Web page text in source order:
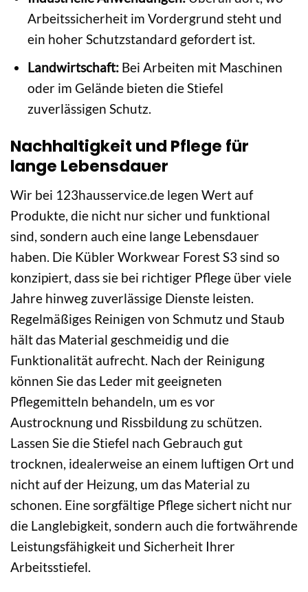
Arbeitssicherheit im Vordergrund steht und
ein hoher Schutzstandard gefordert ist.
Landwirtschaft:Bei Arbeiten mit Maschinen
oder im Gelände bieten die Stiefel
zuverlässigen Schutz.
Nachhaltigkeit und Pflege für
lange Lebensdauer
Wir bei 123hausservice.de legen Wert auf
Produkte, die nicht nur sicher und funktional
sind, sondern auch eine lange Lebensdauer
haben. Die Kübler Workwear Forest S3 sind so
konzipiert, dass sie bei richtiger Pflege über viele
Jahre hinweg zuverlässige Dienste leisten.
Regelmäßiges Reinigen von Schmutz und Staub
hält das Material geschmeidig und die
Funktionalität aufrecht. Nach der Reinigung
können Sie das Leder mit geeigneten
Pflegemitteln behandeln, um es vor
Austrocknung und Rissbildung zu schützen.
Lassen Sie die Stiefel nach Gebrauch gut
trocknen, idealerweise an einem luftigen Ort und
nicht auf der Heizung, um das Material zu
schonen. Eine sorgfältige Pflege sichert nicht nur
die Langlebigkeit, sondern auch die fortwährende
Leistungsfähigkeit und Sicherheit Ihrer
Arbeitsstiefel.